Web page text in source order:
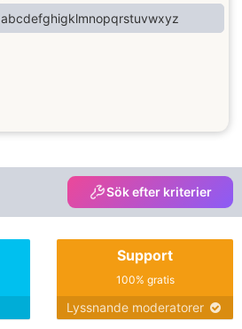
abcdefghigklmnopqrstuvwxyz
Sök efter kriterier
Support
100% gratis
Lyssnande moderatorer